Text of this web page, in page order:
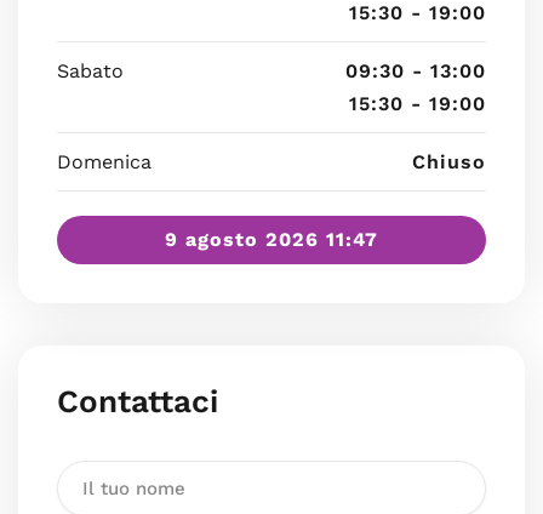
15:30 - 19:00
Sabato
09:30 - 13:00
15:30 - 19:00
Domenica Chiuso
9 agosto 2026 11:47
Contattaci